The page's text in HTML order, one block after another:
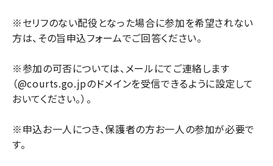
※セリフのない配役となった場合に参加を希望されない
方は、その旨申込フォームでご回答ください。
※参加の可否については、メールにてご連絡します
（@courts.go.jpのドメインを受信できるように設定して
おいてください。）。
※申込お一人につき、保護者の方お一人の参加が必要で
す。